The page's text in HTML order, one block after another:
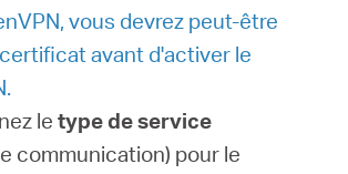
vous devrez peut-être
avant d'activer le
letype de service
communication) pour le